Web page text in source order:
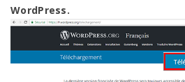
WordPress.